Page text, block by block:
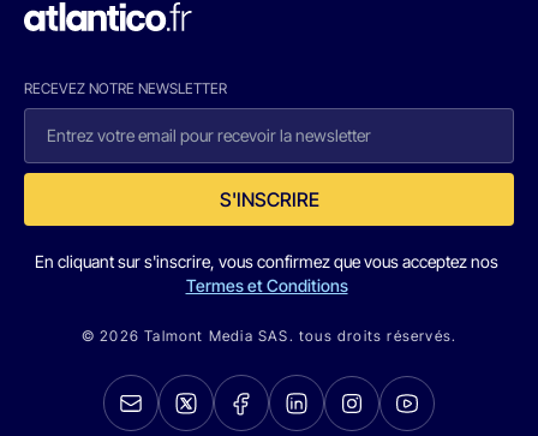
RECEVEZ NOTRE NEWSLETTER
S'INSCRIRE
En cliquant sur s'inscrire, vous confirmez que vous acceptez nos
Termes et Conditions
© 2026 Talmont Media SAS. tous droits réservés.